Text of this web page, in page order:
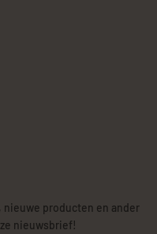
nieuwe producten en ander
nieuwsbrief!